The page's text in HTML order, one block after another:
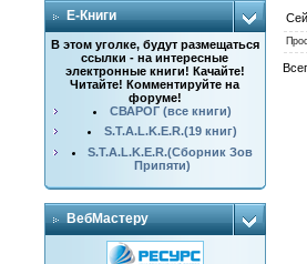
E-Книги
В этом уголке, будут размещаться
ссылки - на интересные
электронные книги! Качайте!
Читайте! Комментируйте на
форуме!
СВАРОГ (все книги)
S.T.A.L.K.E.R.(19 книг)
S.T.A.L.K.E.R.(Сборник Зов
Припяти)
ВебМастеру